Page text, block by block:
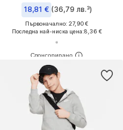
18,81 € (36,79 лв.³)
Първоначално: 27,90 €
Последна най-ниска цена:8,36 €